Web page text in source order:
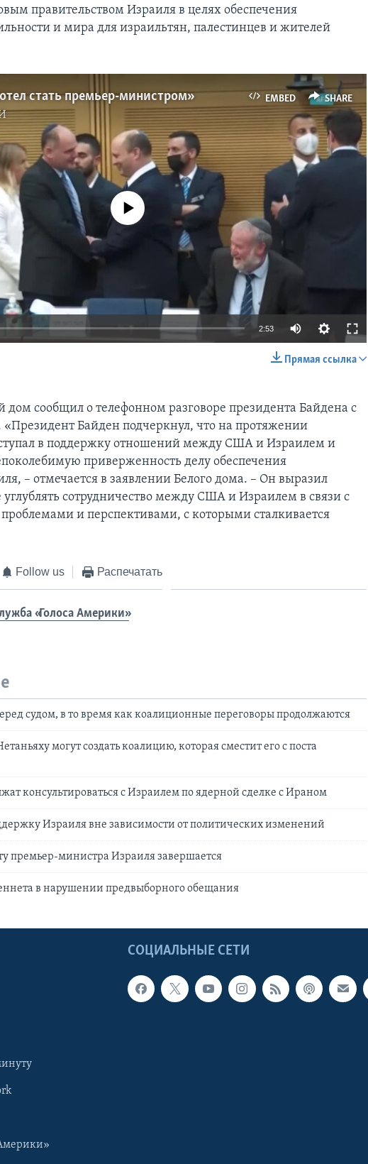
правительством Израиля в целях обеспечения
и мира для израильтян, палестинцев и жителей
EMBED SHARE
стать премьер-министром»
No media source currently available
2:53
Прямая ссылка
дом сообщил о телефонном разговоре президента Байдена с
Байден подчеркнул, что на протяжении
в поддержку отношений между США и Израилем и
приверженность делу обеспечения
– отмечается в заявлении Белого дома. – Он выразил
сотрудничество между США и Израилем в связи с
и перспективами, с которыми сталкивается
Follow us Распечатать
«Голоса Америки»
судом, в то время как коалиционные переговоры продолжаются
могут создать коалицию, которая сместит его с поста
консультироваться с Израилем по ядерной сделке с Ираном
Израиля вне зависимости от политических изменений
премьер-министра Израиля завершается
в нарушении предвыборного обещания
СОЦИАЛЬНЫЕ СЕТИ